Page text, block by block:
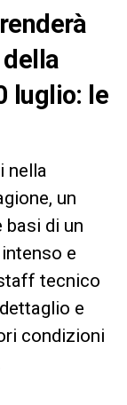
luglio: le
nella
un
basi di un
e
tecnico
e
condizioni